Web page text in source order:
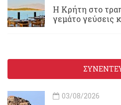
Η Κρήτη στο
γεμάτο γεύσεις
03/08/2026